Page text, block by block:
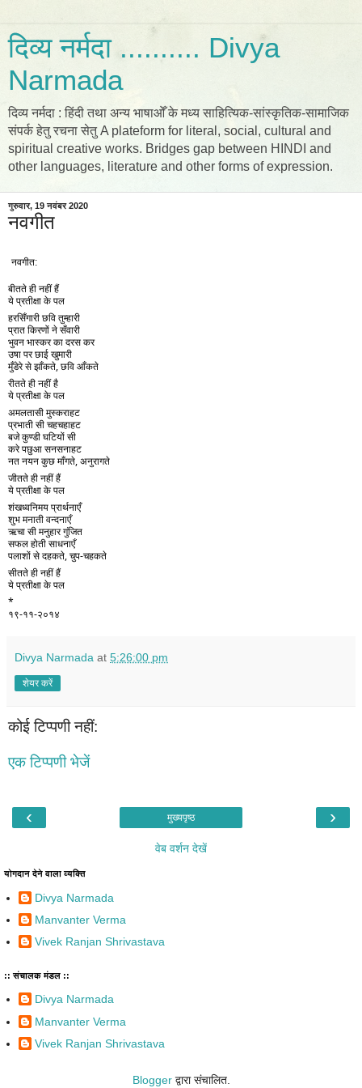
दिव्य नर्मदा .......... Divya
Narmada
दिव्य नर्मदा : हिंदी तथा अन्य भाषाओँ के मध्य साहित्यिक-सांस्कृतिक-सामाजिक
संपर्क हेतु रचना सेतु A plateform for literal, social, cultural and
spiritual creative works. Bridges gap between HINDI and
other languages, literature and other forms of expression.
गुरुवार, 19 नवंबर 2020
नवगीत
नवगीत:
बीतते ही नहीं हैं
ये प्रतीक्षा के पल
हरसिँगारी छवि तुम्हारी
प्रात किरणों ने सँवारी
भुवन भास्कर का दरस कर
उषा पर छाई खुमारी
मुँडेरे से झाँकते, छवि आँकते
रीतते ही नहीं है
ये प्रतीक्षा के पल
अमलतासी मुस्कराहट
प्रभाती सी चहचहाहट
बजे कुण्डी घटियों सी
करे पछुआ सनसनाहट
नत नयन कुछ माँगते, अनुरागते
जीतते ही नहीं हैं
ये प्रतीक्षा के पल
शंखध्वनिमय प्रार्थनाएँ
शुभ मनाती वन्दनाएँ
ऋचा सी मनुहार गुंजित
सफल होती साधनाएँ
पलाशों से दहकते, चुप-चहकते
सीतते ही नहीं हैं
ये प्रतीक्षा के पल
*
१९-११-२०१४
Divya Narmada at 5:26:00 pm
शेयर करें
कोई टिप्पणी नहीं:
एक टिप्पणी भेजें
‹ ›
मुख्यपृष्ठ
वेब वर्शन देखें
योगदान देने वाला व्यक्ति
Divya Narmada
Manvanter Verma
Vivek Ranjan Shrivastava
:: संचालक मंडल ::
Divya Narmada
Manvanter Verma
Vivek Ranjan Shrivastava
Bloggerद्वारा संचालित.